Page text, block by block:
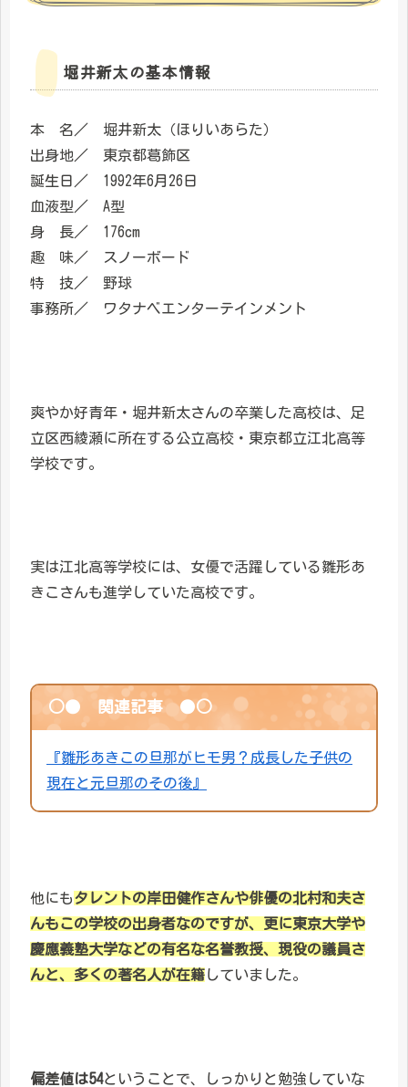
堀井新太の基本情報
本 名／ 堀井新太（ほりいあらた）
出身地／ 東京都葛飾区
誕生日／ 1992年6月26日
血液型／ A型
身 長／ 176cm
趣 味／ スノーボード
特 技／ 野球
事務所／ ワタナベエンターテインメント
爽やか好青年・堀井新太さんの卒業した高校は、足
立区西綾瀬に所在する公立高校・東京都立江北高等
学校です。
実は江北高等学校には、女優で活躍している雛形あ
きこさんも進学していた高校です。
○● 関連記事 ●○
『雛形あきこの旦那がヒモ男？成長した子供の
現在と元旦那のその後』
他にも タレントの岸田健作さんや俳優の北村和夫さ
んもこの学校の出身者なのですが、更に東京大学や
慶應義塾大学などの有名な名誉教授、現役の議員さ
んと、多くの著名人が在籍していました。
偏差値は54ということで、しっかりと勉強していな